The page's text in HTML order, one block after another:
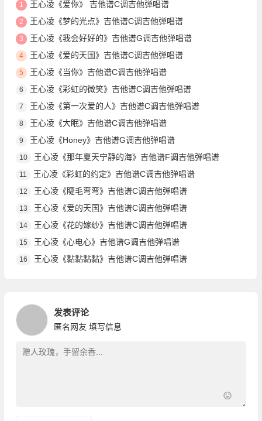
1 王心凌《爱你》 吉他谱C调吉他弹唱谱
2 王心凌《梦的光点》吉他谱C调吉他弹唱谱
3 王心凌《我会好好的》吉他谱G调吉他弹唱谱
4 王心凌《爱的天国》吉他谱C调吉他弹唱谱
5 王心凌《当你》吉他谱C调吉他弹唱谱
6 王心凌《彩虹的微笑》吉他谱C调吉他弹唱谱
7 王心凌《第一次爱的人》吉他谱C调吉他弹唱谱
8 王心凌《大眠》吉他谱C调吉他弹唱谱
9 王心凌《Honey》吉他谱G调吉他弹唱谱
10 王心凌《那年夏天宁静的海》吉他谱F调吉他弹唱谱
11 王心凌《彩虹的约定》吉他谱C调吉他弹唱谱
12 王心凌《睫毛弯弯》吉他谱C调吉他弹唱谱
13 王心凌《爱的天国》吉他谱C调吉他弹唱谱
14 王心凌《花的嫁纱》吉他谱C调吉他弹唱谱
15 王心凌《心电心》吉他谱G调吉他弹唱谱
16 王心凌《黏黏黏黏》吉他谱C调吉他弹唱谱
发表评论
匿名网友 填写信息